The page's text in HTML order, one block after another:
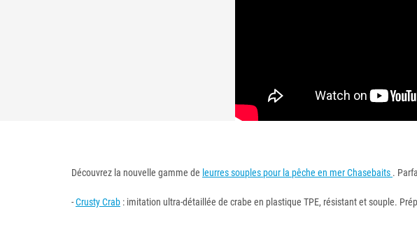
Découvrez la nouvelle gamme de leurres souples pour la pêche en mer Chasebaits .
-Crusty Crab : imitation ultra-détaillée de crabe en plastique TPE, résistant et souple.